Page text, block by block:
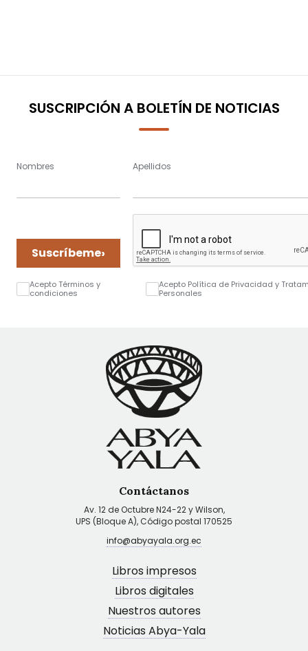
SUSCRIPCIÓN A BOLETÍN DE NOTICIAS
Nombres Apellidos
Suscríbeme›
Acepto Términos y
condiciones
Acepto Política de Privacidad y
Personales
Contáctanos
Av. 12 de Octubre N24-22 y Wilson,
UPS (Bloque A), Código postal 170525
info@abyayala.org.ec
Libros impresos
Libros digitales
Nuestros autores
Noticias Abya-Yala